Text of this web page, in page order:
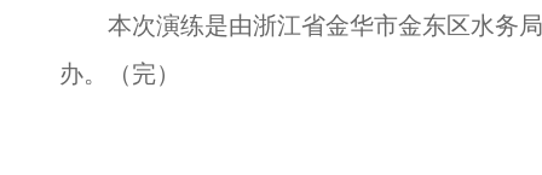
本次演练是由浙江省金华市金东区水务局
办。（完）